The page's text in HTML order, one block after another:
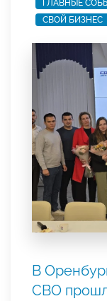
ГЛАВНЫЕ
СВОЙ БИЗНЕС
В
СВО